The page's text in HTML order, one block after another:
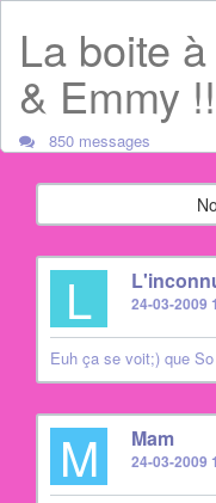
La boite
& Emmy !!
850 messages
L 24-03-2009
Euh ça se voit;) que
M Mam
24-03-2009